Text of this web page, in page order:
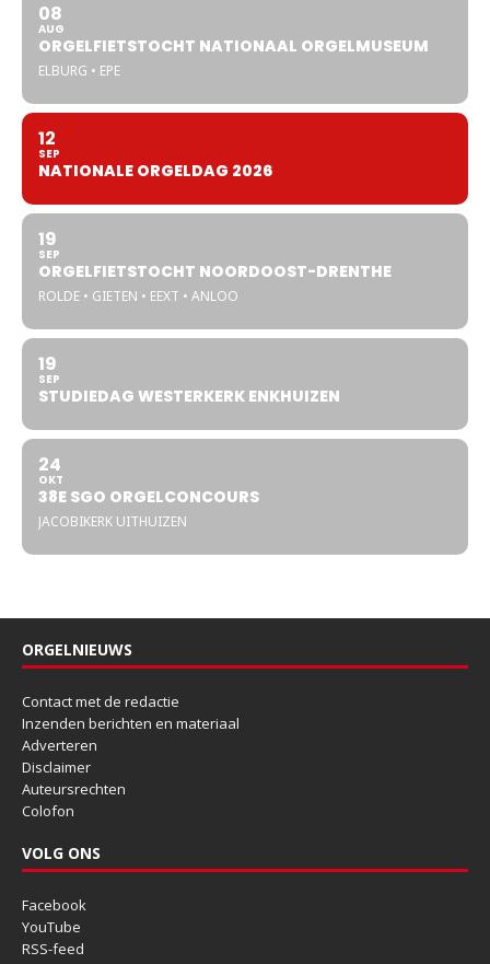
08
AUG
ORGELFIETSTOCHT NATIONAAL ORGELMUSEUM
ELBURG • EPE
12
SEP
NATIONALE ORGELDAG 2026
19
SEP
ORGELFIETSTOCHT NOORDOOST-DRENTHE
ROLDE • GIETEN • EEXT • ANLOO
19
SEP
STUDIEDAG WESTERKERK ENKHUIZEN
24
OKT
38E SGO ORGELCONCOURS
JACOBIKERK UITHUIZEN
ORGELNIEUWS
Contact met de redactie
Inzenden berichten en materiaal
Adverteren
Disclaimer
Auteursrechten
Colofon
VOLG ONS
Facebook
YouTube
RSS-feed